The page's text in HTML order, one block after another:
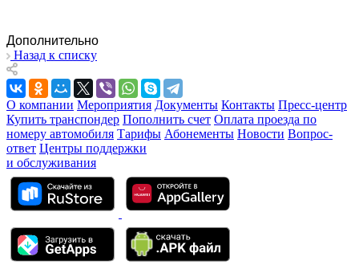
Дополнительно
Назад к списку
О компании Мероприятия Документы Контакты Пресс-центр
Купить транспондер Пополнить счет Оплата проезда по
номеру автомобиля Тарифы Абонементы Новости Вопрос-
ответ Центры поддержки
и обслуживания